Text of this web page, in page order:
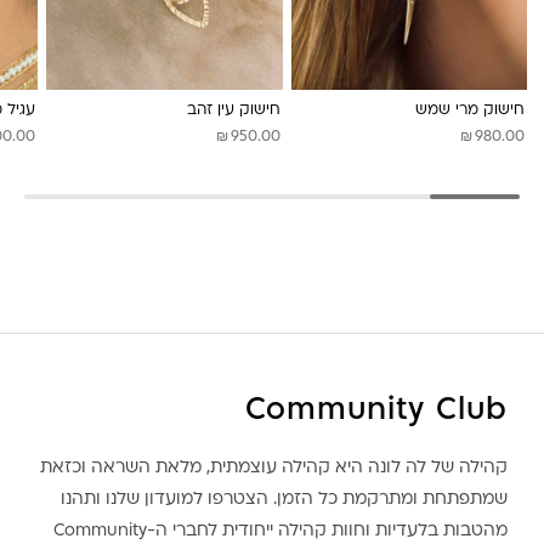
חישוק מרי שמש
₪ 980.00
חישוק עין זהב
₪ 950.00
עגיל
Community Club
קהילה של לה לונה היא קהילה עוצמתית, מלאת השראה וכזאת
שמתפתחת ומתרקמת כל הזמן. הצטרפו למועדון שלנו ותהנו
מהטבות בלעדיות וחוות קהילה ייחודית לחברי ה-Community